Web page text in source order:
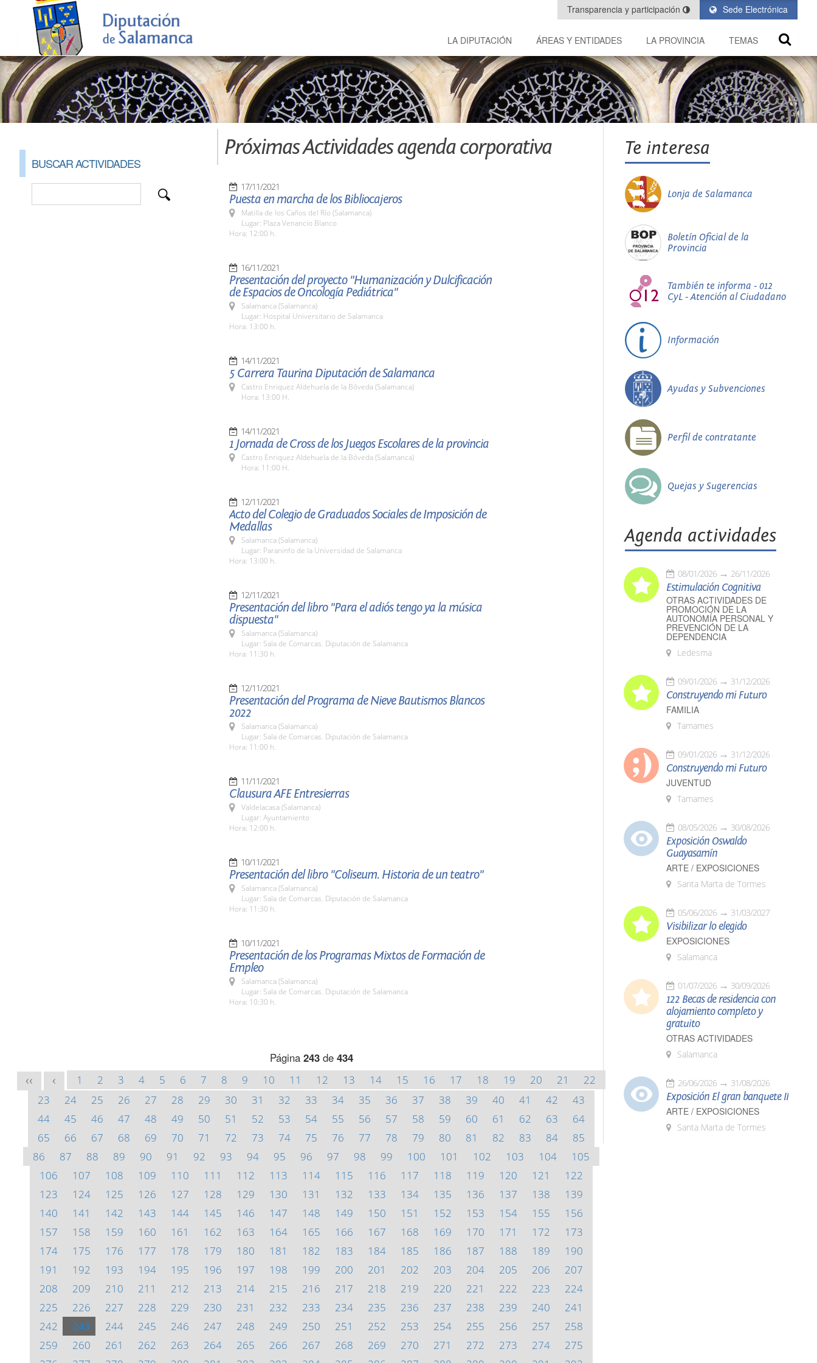
Sede Electrónica
Transparencia y participación
LA DIPUTACIÓN ÁREAS Y ENTIDADES LA PROVINCIA TEMAS
BUSCAR ACTIVIDADES
Próximas Actividades agenda corporativa
17/11/2021
Puesta en marcha de los Bibliocajeros
Matilla de los Caños del Río (Salamanca)
Lugar: Plaza Venancio Blanco
Hora: 12:00 h.
16/11/2021
Presentación del proyecto "Humanización y Dulcificación
de Espacios de Oncología Pediátrica"
Salamanca (Salamanca)
Lugar: Hospital Universitario de Salamanca
Hora: 13:00 h.
14/11/2021
5 Carrera Taurina Diputación de Salamanca
Castro Enriquez Aldehuela de la Bóveda (Salamanca)
Hora: 13:00 H.
14/11/2021
1 Jornada de Cross de los Juegos Escolares de la provincia
Castro Enriquez Aldehuela de la Bóveda (Salamanca)
Hora: 11:00 H.
12/11/2021
Acto del Colegio de Graduados Sociales de Imposición de
Medallas
Salamanca (Salamanca)
Lugar: Paraninfo de la Universidad de Salamanca
Hora: 13:00 h.
12/11/2021
Presentación del libro "Para el adiós tengo ya la música
dispuesta"
Salamanca (Salamanca)
Lugar: Sala de Comarcas. Diputación de Salamanca
Hora: 11:30 h.
12/11/2021
Presentación del Programa de Nieve Bautismos Blancos
2022
Salamanca (Salamanca)
Lugar: Sala de Comarcas. Diputación de Salamanca
Hora: 11:00 h.
11/11/2021
Clausura AFE Entresierras
Valdelacasa (Salamanca)
Lugar: Ayuntamiento
Hora: 12:00 h.
10/11/2021
Presentación del libro "Coliseum. Historia de un teatro"
Salamanca (Salamanca)
Lugar: Sala de Comarcas. Diputación de Salamanca
Hora: 11:30 h.
10/11/2021
Presentación de los Programas Mixtos de Formación de
Empleo
Salamanca (Salamanca)
Lugar: Sala de Comarcas. Diputación de Salamanca
Hora: 10:30 h.
Página 243de 434
<< < 1 2 3 4 5 6 7 8 9 10 11 12 13 14 15 16 17 18 19 20 21
22
23
24 25 26 27 28 29 30 31 32 33 34 35 36 37 38 39 40 41 42
43
44
45 46 47 48 49 50 51 52 53 54 55 56 57 58 59 60 61 62 63
64
65
66 67 68 69 70 71 72 73 74 75 76 77 78 79 80 81 82 83 84
85
86
87 88 89 90 91 92 93 94 95 96 97 98 99 100 101 102 103 104
105
106
107 108 109 110 111 112 113 114 115 116 117 118 119 120 121
122
123
124 125 126 127 128 129 130 131 132 133 134 135 136 137 138
139
140
141 142 143 144 145 146 147 148 149 150 151 152 153 154 155
156
157
158 159 160 161 162 163 164 165 166 167 168 169 170 171 172
173
174
175 176 177 178 179 180 181 182 183 184 185 186 187 188 189
190
191
192 193 194 195 196 197 198 199 200 201 202 203 204 205 206
207
208
209 210 211 212 213 214 215 216 217 218 219 220 221 222 223
224
225
226 227 228 229 230 231 232 233 234 235 236 237 238 239 240
241
242
243 244 245 246 247 248 249 250 251 252 253 254 255 256 257
258
259
260 261 262 263 264 265 266 267 268 269 270 271 272 273 274
275
Te interesa
Lonja de Salamanca
Boletín Oficial de la
Provincia
También te informa - 012
CyL - Atención al Ciudadano
Información
Ayudas y Subvenciones
Perfil de contratante
Quejas y Sugerencias
Agenda actividades
08/01/2026 26/11/2026
Estimulación Cognitiva
OTRAS ACTIVIDADES DE
PROMOCIÓN DE LA
AUTONOMÍA PERSONAL Y
PREVENCIÓN DE LA
DEPENDENCIA
Ledesma
09/01/2026 31/12/2026
Construyendo mi Futuro
FAMILIA
Tamames
09/01/2026 31/12/2026
Construyendo mi Futuro
JUVENTUD
Tamames
08/05/2026 30/08/2026
Exposición Oswaldo
Guayasamín
ARTE / EXPOSICIONES
Santa Marta de Tormes
05/06/2026 31/03/2027
Visibilizar lo elegido
EXPOSICIONES
Salamanca
01/07/2026 30/09/2026
122 Becas de residencia con
alojamiento completo y
gratuito
OTRAS ACTIVIDADES
Salamanca
26/06/2026 31/08/2026
Exposición El gran banquete II
ARTE / EXPOSICIONES
Santa Marta de Tormes